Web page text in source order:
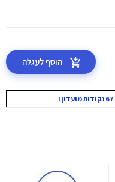
הוסף לעגלה